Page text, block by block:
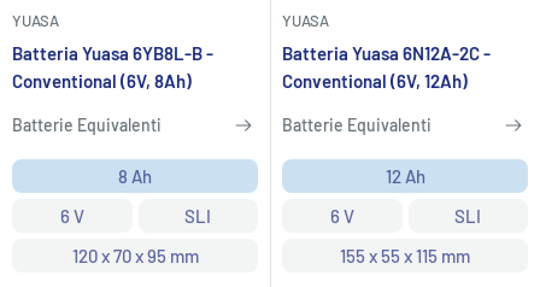
YUASA
Batteria Yuasa 6YB8L-B -
Conventional (6V, 8Ah)
Batterie Equivalenti
8 Ah
6 V
SLI
120 x 70 x 95 mm
YUASA
Batteria Yuasa 6N12A-2C -
Conventional (6V, 12Ah)
Batterie Equivalenti
12 Ah
6 V
SLI
155 x 55 x 115 mm